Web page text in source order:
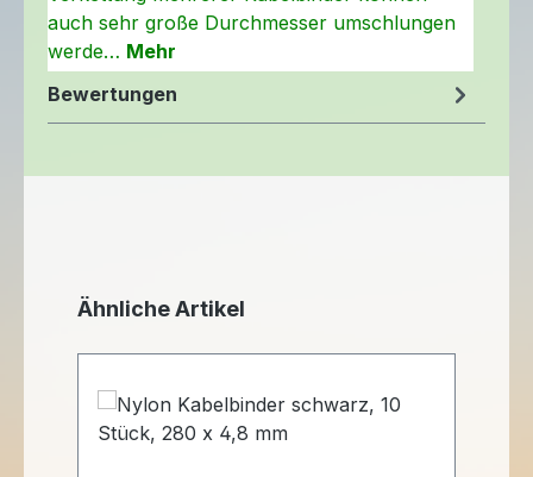
auch sehr große Durchmesser umschlungen
werde… Mehr
Bewertungen
Produktgalerie überspringen
Ähnliche Artikel